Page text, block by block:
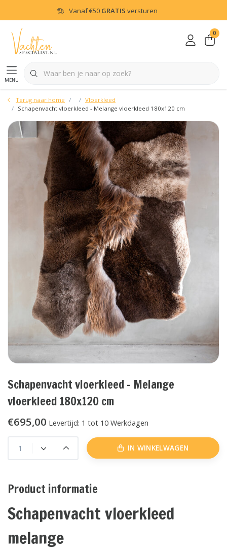
Vanaf€50 GRATIS versturen
menu
0
Terug naar home
Vloerkleed
Schapenvacht vloerkleed - Melange vloerkleed 180x120 cm
Schapenvacht vloerkleed - Melange
vloerkleed 180x120 cm
€695,00 Levertijd: 1 tot 10 Werkdagen
IN WINKELWAGEN
Product informatie
Schapenvacht vloerkleed
melange